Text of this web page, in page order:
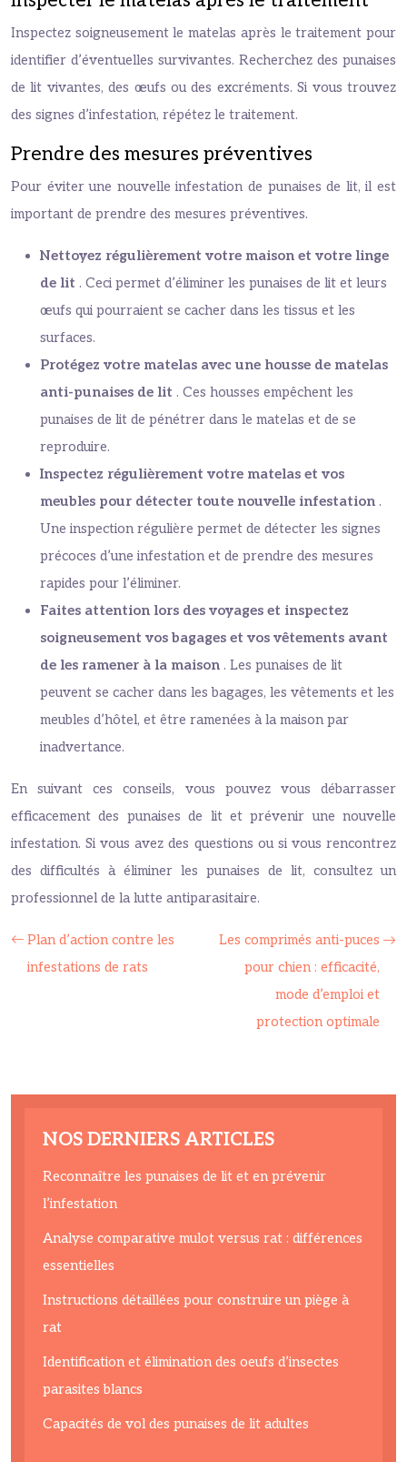
Inspectez soigneusement le matelas après le traitement pour
identifier d’éventuelles survivantes. Recherchez des punaises
de lit vivantes, des œufs ou des excréments. Si vous trouvez
des signes d’infestation, répétez le traitement.
Prendre des mesures préventives
Pour éviter une nouvelle infestation de punaises de lit, il est
important de prendre des mesures préventives.
Nettoyez régulièrement votre maison et votre linge
de lit . Ceci permet d’éliminer les punaises de lit et leurs
œufs qui pourraient se cacher dans les tissus et les
surfaces.
Protégez votre matelas avec une housse de matelas
anti-punaises de lit . Ces housses empêchent les
punaises de lit de pénétrer dans le matelas et de se
reproduire.
Inspectez régulièrement votre matelas et vos
meubles pour détecter toute nouvelle infestation .
Une inspection régulière permet de détecter les signes
précoces d’une infestation et de prendre des mesures
rapides pour l’éliminer.
Faites attention lors des voyages et inspectez
soigneusement vos bagages et vos vêtements avant
de les ramener à la maison . Les punaises de lit
peuvent se cacher dans les bagages, les vêtements et les
meubles d’hôtel, et être ramenées à la maison par
inadvertance.
En suivant ces conseils, vous pouvez vous débarrasser
efficacement des punaises de lit et prévenir une nouvelle
infestation. Si vous avez des questions ou si vous rencontrez
des difficultés à éliminer les punaises de lit, consultez un
professionnel de la lutte antiparasitaire.
Plan d’action contre les
infestations de rats
Les comprimés anti-puces
pour chien : efficacité,
mode d’emploi et
protection optimale
NOS DERNIERS ARTICLES
Reconnaître les punaises de lit et en prévenir
l’infestation
Analyse comparative mulot versus rat : différences
essentielles
Instructions détaillées pour construire un piège à
rat
Identification et élimination des oeufs d’insectes
parasites blancs
Capacités de vol des punaises de lit adultes